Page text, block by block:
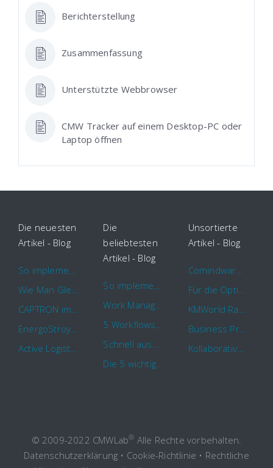
Berichterstellung
Zusammenfassung
Unterstützte Webbrowser
CMW Tracker auf einem Desktop-PC oder
Laptop öffnen
Die neuesten
Artikel - Blog
Die
beliebtesten
Artikel - Blog
Die 5 wichtigsten Vorteile eines guten Geschäftsprozessmanagement (GPM)
Unsortierte
Artikel - Blog
Business Process Management mit MS Outlook
© 2009-2022 CMWLab® Alle Rechte vorbehalten.
Datenschutzerklärung • Cookie-Richtlinie • Rechtliche